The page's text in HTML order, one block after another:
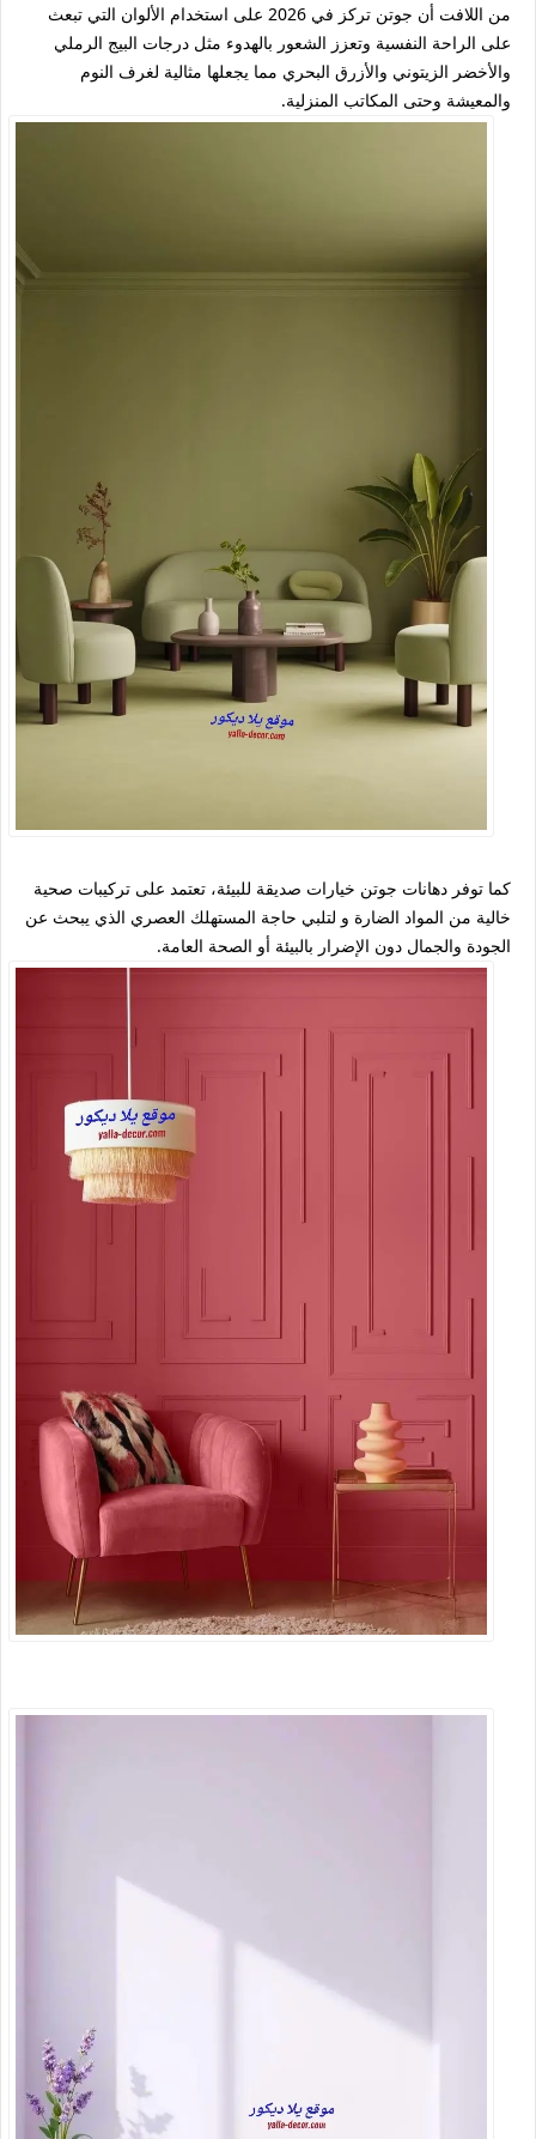
من اللافت أن جوتن تركز في 2026 على استخدام الألوان التي تبعث
على الراحة النفسية وتعزز الشعور بالهدوء مثل درجات البيج الرملي
والأخضر الزيتوني والأزرق البحري مما يجعلها مثالية لغرف النوم
والمعيشة وحتى المكاتب المنزلية.
كما توفر دهانات جوتن خيارات صديقة للبيئة، تعتمد على تركيبات صحية
خالية من المواد الضارة و لتلبي حاجة المستهلك العصري الذي يبحث عن
الجودة والجمال دون الإضرار بالبيئة أو الصحة العامة.